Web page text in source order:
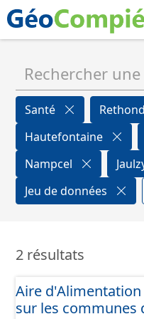
Santé
Hautefontaine
Nampcel
Jeu de données
2 résultats
Aire d'Alimentation
sur les communes